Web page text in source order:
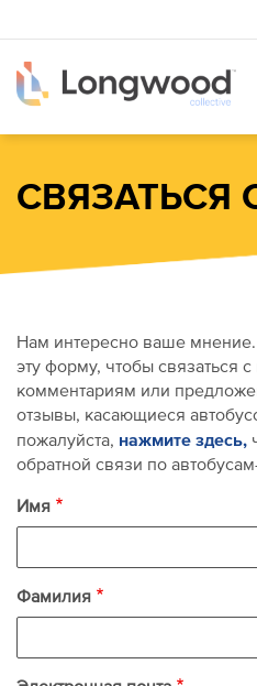
к
основному
содержанию
СВЯЗАТЬСЯ
Нам интересно ваше
эту форму, чтобы связаться
комментариям или
отзывы, касающиеся
пожалуйста, нажмите здесь,
обратной связи по
Имя
Фамилия